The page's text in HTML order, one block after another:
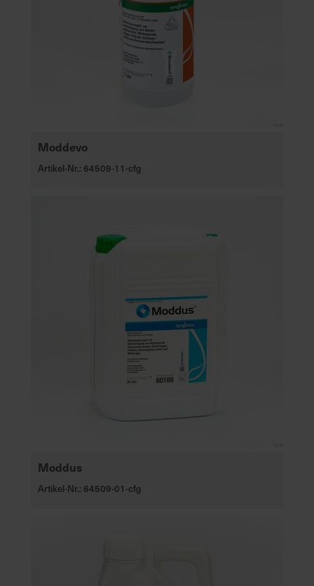
Moddevo
Artikel-Nr.: 64509-11-cfg
Moddus
Artikel-Nr.: 64509-01-cfg